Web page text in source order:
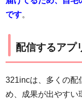
です。
配信するアプ
321incは、多くの配
め、成果が出やすい